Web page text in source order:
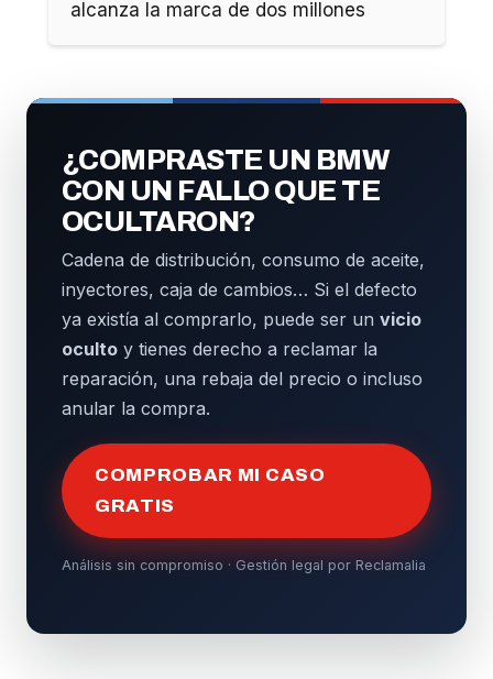
alcanza la marca de dos millones
¿COMPRASTE UN BMW
CON UN FALLO QUE TE
OCULTARON?
Cadena de distribución, consumo de aceite,
inyectores, caja de cambios… Si el defecto
ya existía al comprarlo, puede ser un vicio
oculto y tienes derecho a reclamar la
reparación, una rebaja del precio o incluso
anular la compra.
COMPROBAR MI CASO
GRATIS
Análisis sin compromiso · Gestión legal por Reclamalia